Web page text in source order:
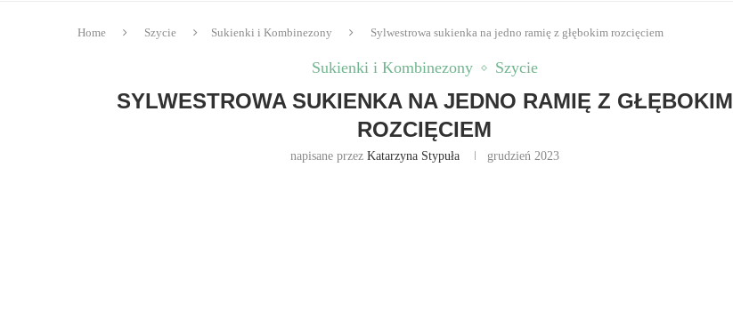
Home Szycie Sukienki i Kombinezony Sylwestrowa sukienka na jedno ramię z głębokim rozcięciem
Sukienki i Kombinezony Szycie
SYLWESTROWA SUKIENKA NA JEDNO RAMIĘ Z GŁĘBOKIM
ROZCIĘCIEM
napisane przez Katarzyna Stypuła grudzień 2023